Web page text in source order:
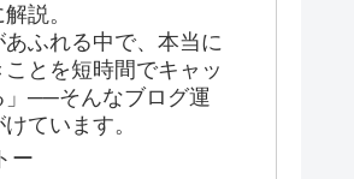
説。
あふれる中で、本当に
ことを短時間でキャッ
」──そんなブログ運
ています。
ー